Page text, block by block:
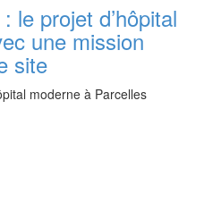
le projet d’hôpital
une mission
site
moderne à Parcelles